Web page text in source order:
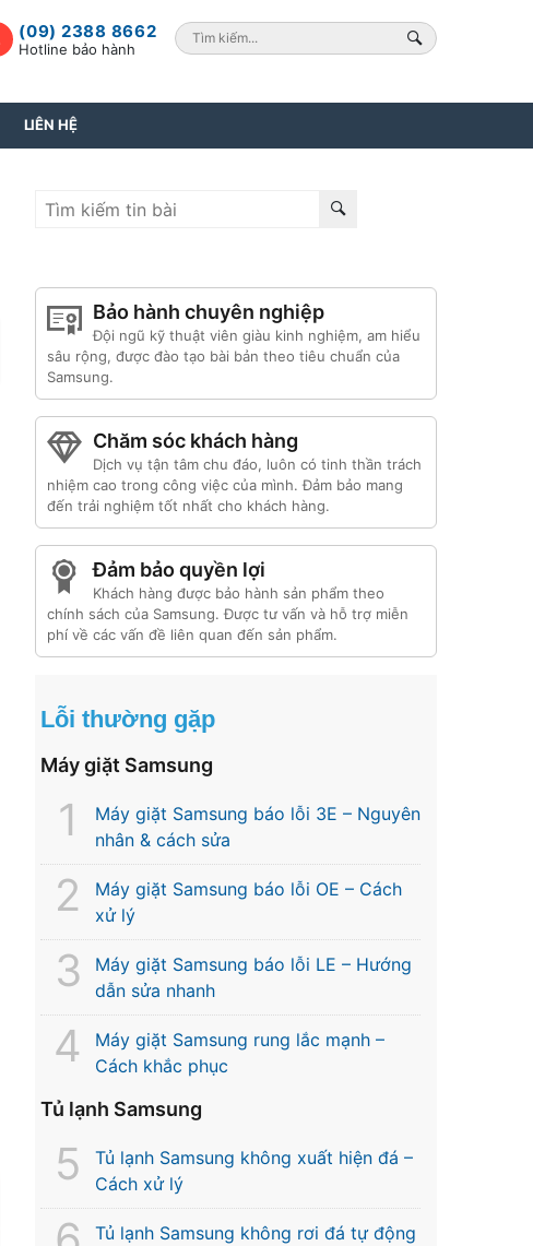
(09) 2388 8662
Hotline bảo hành
LIÊN HỆ
Bảo hành chuyên nghiệp
Đội ngũ kỹ thuật viên giàu kinh nghiệm, am hiểu
sâu rộng, được đào tạo bài bản theo tiêu chuẩn của
Samsung.
Chăm sóc khách hàng
Dịch vụ tận tâm chu đáo, luôn có tinh thần trách
nhiệm cao trong công việc của mình. Đảm bảo mang
đến trải nghiệm tốt nhất cho khách hàng.
Đảm bảo quyền lợi
Khách hàng được bảo hành sản phẩm theo
chính sách của Samsung. Được tư vấn và hỗ trợ miễn
phí về các vấn đề liên quan đến sản phẩm.
Lỗi thường gặp
Máy giặt Samsung
Máy giặt Samsung báo lỗi 3E – Nguyên
nhân & cách sửa
Máy giặt Samsung báo lỗi OE – Cách
xử lý
Máy giặt Samsung báo lỗi LE – Hướng
dẫn sửa nhanh
Máy giặt Samsung rung lắc mạnh –
Cách khắc phục
Tủ lạnh Samsung
Tủ lạnh Samsung không xuất hiện đá –
Cách xử lý
Tủ lạnh Samsung không rơi đá tự động